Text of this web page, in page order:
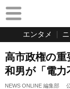
エンタメ
高市政権の
和男が「電力
NEWS ONLINE 編集部 公